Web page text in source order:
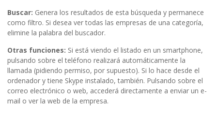
Buscar: Genera los resultados de esta búsqueda y permanece
como filtro. Si desea ver todas las empresas de una categoría,
elimine la palabra del buscador.
Otras funciones: Si está viendo el listado en un smartphone,
pulsando sobre el teléfono realizará automáticamente la
llamada (pidiendo permiso, por supuesto). Si lo hace desde el
ordenador y tiene Skype instalado, también. Pulsando sobre el
correo electrónico o web, accederá directamente a enviar un e-
mail o ver la web de la empresa.